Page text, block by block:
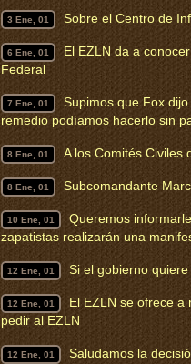
3 Ene, 01 Sobre el Centro de
6 Ene, 01
El EZLN da a
Federal
7 Ene, 01
Supimos que Fox
remedio podíamos hacerlo sin
8 Ene, 01 A los Comités Civiles
8 Ene, 01 Subcomandante
10 Ene, 01
Queremos
zapatistas realizarán una
12 Ene, 01 Si el gobierno
12 Ene, 01
El EZLN se ofrece
pedir al EZLN
12 Ene, 01
Saludamos la